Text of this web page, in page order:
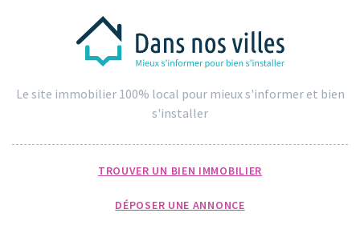
Le site immobilier 100% local pour mieux s'informer et bien
s'installer
TROUVER UN BIEN IMMOBILIER
DÉPOSER UNE ANNONCE